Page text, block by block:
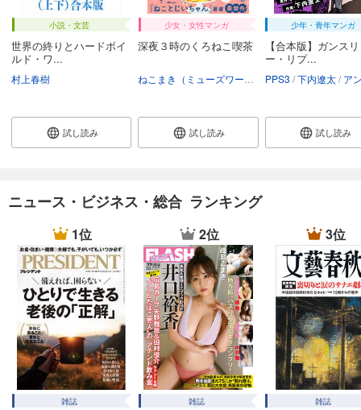
週刊東洋経済 2026/1/10・1/17合併号
880円 (税込)
カート
試し読み
週刊東洋経済 2025/12/27・2026/1/3合併号
880円 (税込)
あらすじを表示する
週刊東洋経済 2025/12/20号
880円 (税込)
カート
試し読み
あらすじを表示する
週刊東洋経済 2025/12/13号
880円 (税込)
カート
小説・文芸
世界の終りとハードボイ
ルド・ワ...
村上春樹
試し読み
少女・女性マンガ
深夜３時のくろねこ喫茶
試し読み
少年・青年マンガ
【合本版】ガンス
ー・リプ...
PPS3 下内遼太 アンブ
試し読み
ニュース・ビジネス・総合 ランキング
1位
雑誌
2位
雑誌
3位
雑誌